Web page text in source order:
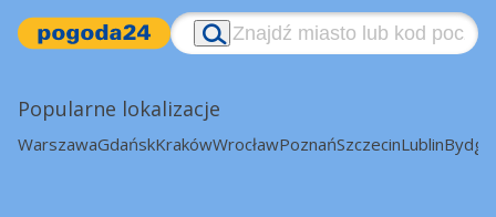
Popularne lokalizacje
WarszawaGdańskKrakówWrocławPoznańSzczecinLublin